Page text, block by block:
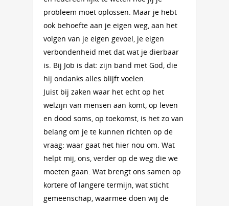
probleem moet oplossen. Maar je hebt
ook behoefte aan je eigen weg, aan het
volgen van je eigen gevoel, je eigen
verbondenheid met dat wat je dierbaar
is. Bij Job is dat: zijn band met God, die
hij ondanks alles blijft voelen.
Juist bij zaken waar het echt op het
welzijn van mensen aan komt, op leven
en dood soms, op toekomst, is het zo van
belang om je te kunnen richten op de
vraag: waar gaat het hier nou om. Wat
helpt mij, ons, verder op de weg die we
moeten gaan. Wat brengt ons samen op
kortere of langere termijn, wat sticht
gemeenschap, waarmee doen wij de